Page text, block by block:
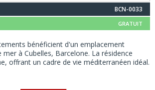
BCN-0033
GRATUIT
bénéficient d'un emplacement
à Cubelles, Barcelone. La résidence
offrant un cadre de vie méditerranéen idéal.